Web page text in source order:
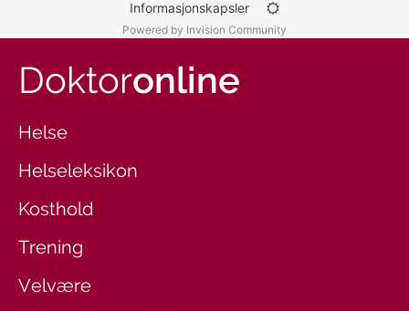
Informasjonskapsler
Powered by Invision Community
Doktoronline
Helse
Helseleksikon
Kosthold
Trening
Velvære